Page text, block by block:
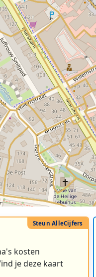
kosten
je deze kaart